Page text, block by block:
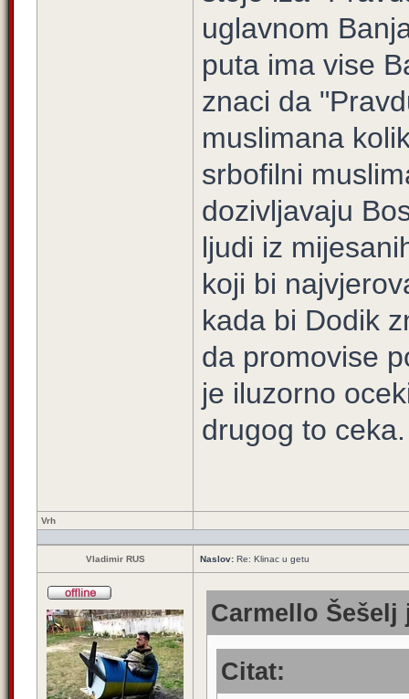
uglavnom
puta ima vise
znaci da
muslimana
srbofilni
dozivljavaju
ljudi iz
koji bi
kada bi Dodik
da promovise
je iluzorno
drugog to ceka.
Vrh
Vladimir RUS Naslov: Re: Klinac u getu
Carmello Šešelj
Citat: